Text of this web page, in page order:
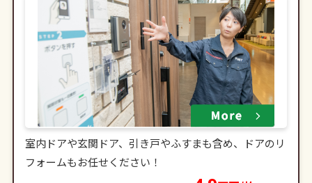
室内ドアや玄関ドア、引き戸やふすまも含め、ドアのリ
フォームもお任せください！